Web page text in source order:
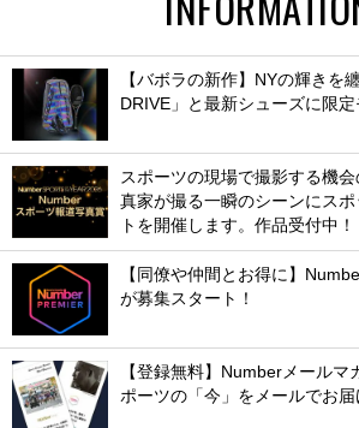
【バボラの新作】NYの輝きを
DRIVE」と最新シューズに限
スポーツの現場で撮影する機
真家が撮る一瞬のシーンにス
トを開催します。作品受付中！
【同僚や仲間とお得に】
が募集スタート！
【登録無料】Numberメールマ
ポーツの「今」をメールでお届